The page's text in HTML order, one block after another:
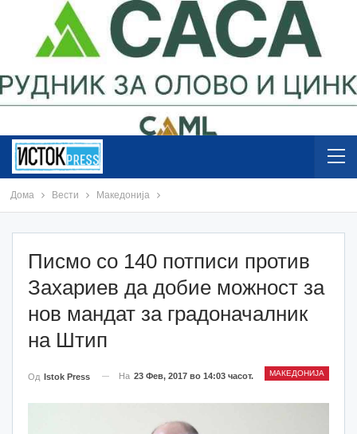
Дома Вести Македонија
Писмо со 140 потписи против
Захариев да добие можност за
нов мандат за градоначалник
на Штип
МАКЕДОНИЈА
Од Istok Press На 23 Фев, 2017 во 14:03 часот.